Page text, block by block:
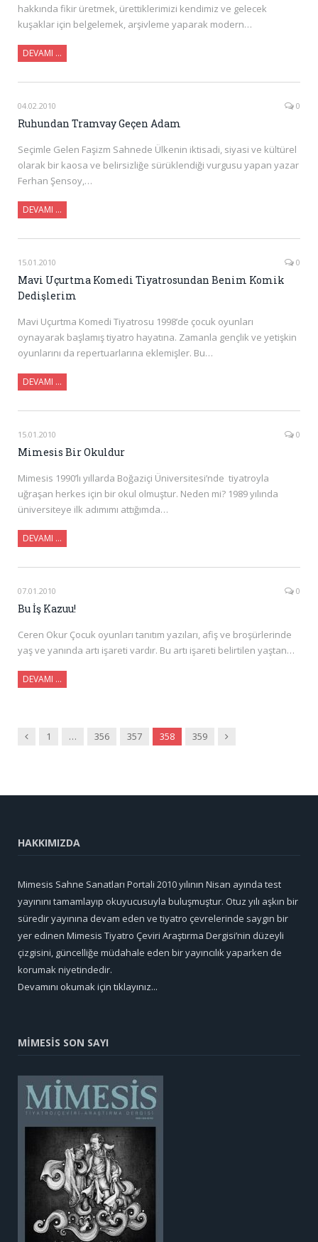
hakkında fikir üretmek, ürettiklerimizi kendimiz ve gelecek
kuşaklar için belgelemek, arşivleme yaparak modern…
DEVAMI …
04.02.2010 0
Ruhundan Tramvay Geçen Adam
Seçimle Gelen Faşizm Sahnede Ülkenin iktisadi, siyasi ve kültürel
olarak bir kaosa ve belirsizliğe sürüklendiği vurgusu yapan yazar
Ferhan Şensoy,…
DEVAMI …
15.01.2010 0
Mavi Uçurtma Komedi Tiyatrosundan Benim Komik
Dedişlerim
Mavi Uçurtma Komedi Tiyatrosu 1998’de çocuk oyunları
oynayarak başlamış tiyatro hayatına. Zamanla gençlik ve yetişkin
oyunlarını da repertuarlarına eklemişler. Bu…
DEVAMI …
15.01.2010 0
Mimesis Bir Okuldur
Mimesis 1990’lı yıllarda Boğaziçi Üniversitesi’nde tiyatroyla
uğraşan herkes için bir okul olmuştur. Neden mi? 1989 yılında
üniversiteye ilk adımımı attığımda…
DEVAMI …
07.01.2010 0
Bu İş Kazuu!
Ceren Okur Çocuk oyunları tanıtım yazıları, afiş ve broşürlerinde
yaş ve yanında artı işareti vardır. Bu artı işareti belirtilen yaştan…
DEVAMI …
Önceki
1 … 356 357 358 359 Sonraki
HAKKIMIZDA
Mimesis Sahne Sanatları Portali 2010 yılının Nisan ayında test
yayınını tamamlayıp okuyucusuyla buluşmuştur. Otuz yılı aşkın bir
süredir yayınına devam eden ve tiyatro çevrelerinde saygın bir
yer edinen Mimesis Tiyatro Çeviri Araştırma Dergisi’nin düzeyli
çizgisini, güncelliğe müdahale eden bir yayıncılık yaparken de
korumak niyetindedir.
Devamını okumak için tıklayınız...
MİMESİS SON SAYI